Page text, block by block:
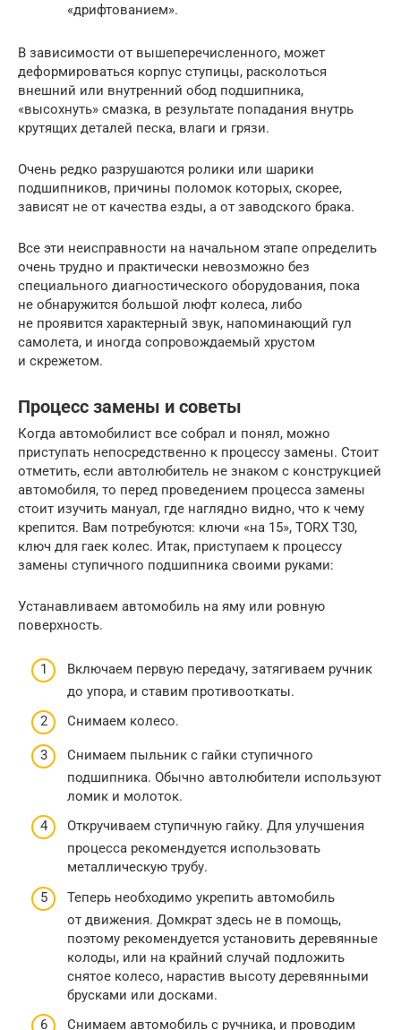
«дрифтованием».
В зависимости от вышеперечисленного, может
деформироваться корпус ступицы, расколоться
внешний или внутренний обод подшипника,
«высохнуть» смазка, в результате попадания внутрь
крутящих деталей песка, влаги и грязи.
Очень редко разрушаются ролики или шарики
подшипников, причины поломок которых, скорее,
зависят не от качества езды, а от заводского брака.
Все эти неисправности на начальном этапе определить
очень трудно и практически невозможно без
специального диагностического оборудования, пока
не обнаружится большой люфт колеса, либо
не проявится характерный звук, напоминающий гул
самолета, и иногда сопровождаемый хрустом
и скрежетом.
Процесс замены и советы
Когда автомобилист все собрал и понял, можно
приступать непосредственно к процессу замены. Стоит
отметить, если автолюбитель не знаком с конструкцией
автомобиля, то перед проведением процесса замены
стоит изучить мануал, где наглядно видно, что к чему
крепится. Вам потребуются: ключи «на 15», TORX Т30,
ключ для гаек колес. Итак, приступаем к процессу
замены ступичного подшипника своими руками:
Устанавливаем автомобиль на яму или ровную
поверхность.
Включаем первую передачу, затягиваем ручник
до упора, и ставим противооткаты.
Снимаем колесо.
Снимаем пыльник с гайки ступичного
подшипника. Обычно автолюбители используют
ломик и молоток.
Откручиваем ступичную гайку. Для улучшения
процесса рекомендуется использовать
металлическую трубу.
Теперь необходимо укрепить автомобиль
от движения. Домкрат здесь не в помощь,
поэтому рекомендуется установить деревянные
колоды, или на крайний случай подложить
снятое колесо, нарастив высоту деревянными
брусками или досками.
Снимаем автомобиль с ручника, и проводим